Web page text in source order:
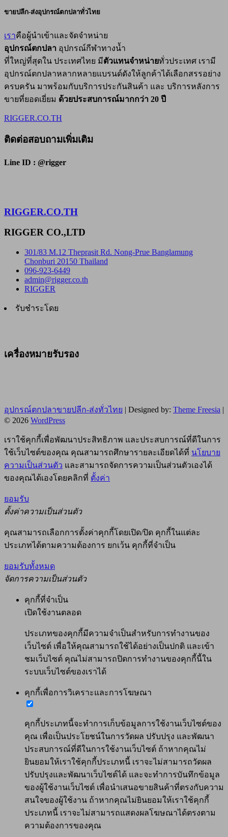
ขายปลีก-ส่งอุปกรณ์ตกปลาทั่วไทย
เราคือผู้นำเข้าและจัดจำหน่าย
อุปกรณ์ตกปลา อุปกรณ์กีฬาทางน้ำ
ที่ใหญ่ที่สุดใน ประเทศไทย มีตัวแทนจำหน่ายทั่วประเทศ เรามี
อุปกรณ์ตกปลาหลากหลายแบรนด์ดังให้ลูกค้าได้เลือกสรรอย่าง
ครบครัน มาพร้อมกับบริการประกันสินค้า และ บริการหลังการ
ขายที่ยอดเยี่ยม ด้วยประสบการณ์มากกว่า 20 ปี
RIGGER.CO.TH
ติดต่อสอบถามเพิ่มเติม
Line ID : @rigger
RIGGER.CO.TH
RIGGER CO.,LTD
301/83 M.12 Theprasit Rd. Nong-Prue Banglamung
Chonburi 20150 Thailand
096-923-6449
admin@rigger.co.th
RIGGER
รับชำระโดย
เครื่องหมายรับรอง
อุปกรณ์ตกปลาขายปลีก-ส่งทั่วไทย | Designed by: Theme Freesia |
© 2026 WordPress
เราใช้คุกกี้เพื่อพัฒนาประสิทธิภาพ และประสบการณ์ที่ดีในการ
ใช้เว็บไซต์ของคุณ คุณสามารถศึกษารายละเอียดได้ที่ นโยบาย
ความเป็นส่วนตัว และสามารถจัดการความเป็นส่วนตัวเองได้
ของคุณได้เองโดยคลิกที่ ตั้งค่า
ยอมรับ
ตั้งค่าความเป็นส่วนตัว
คุณสามารถเลือกการตั้งค่าคุกกี้โดยเปิด/ปิด คุกกี้ในแต่ละ
ประเภทได้ตามความต้องการ ยกเว้น คุกกี้ที่จำเป็น
ยอมรับทั้งหมด
จัดการความเป็นส่วนตัว
คุกกี้ที่จำเป็น
เปิดใช้งานตลอด
ประเภทของคุกกี้มีความจำเป็นสำหรับการทำงานของ
เว็บไซต์ เพื่อให้คุณสามารถใช้ได้อย่างเป็นปกติ และเข้า
ชมเว็บไซต์ คุณไม่สามารถปิดการทำงานของคุกกี้นี้ใน
ระบบเว็บไซต์ของเราได้
คุกกี้เพื่อการวิเคราะและการโฆษณา
คุกกี้ประเภทนี้จะทำการเก็บข้อมูลการใช้งานเว็บไซต์ของ
คุณ เพื่อเป็นประโยชน์ในการวัดผล ปรับปรุง และพัฒนา
ประสบการณ์ที่ดีในการใช้งานเว็บไซต์ ถ้าหากคุณไม่
ยินยอมให้เราใช้คุกกี้ประเภทนี้ เราจะไม่สามารถวัดผล
ปรับปรุงและพัฒนาเว็บไซต์ได้ และจะทำการบันทึกข้อมูล
ของผู้ใช้งานเว็บไซต์ เพื่อนำเสนอขายสินค้าที่ตรงกับความ
สนใจของผู้ใช้งาน ถ้าหากคุณไม่ยินยอมให้เราใช้คุกกี้
ประเภทนี้ เราจะไม่สามารถแสดงผลโฆษณาได้ตรงตาม
ความต้องการของคุณ